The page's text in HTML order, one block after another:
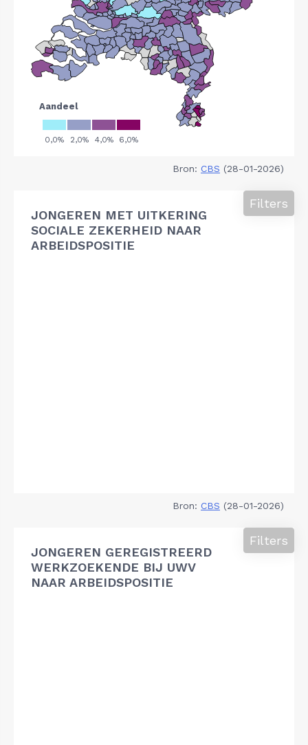
Bron: CBS (28-01-2026)
JONGEREN MET UITKERING
SOCIALE ZEKERHEID NAAR
ARBEIDSPOSITIE
Filters
Bron: CBS (28-01-2026)
JONGEREN GEREGISTREERD
WERKZOEKENDE BIJ UWV
NAAR ARBEIDSPOSITIE
Filters